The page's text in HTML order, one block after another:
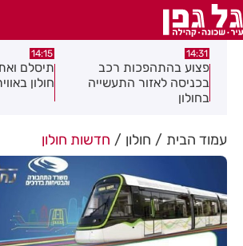
14:31
פצוע בהתהפכות רכב
בכניסה לאזור התעשייה
בחולון
14:15
תיסלם
חולון
עמוד הבית חולון חדשות חולון